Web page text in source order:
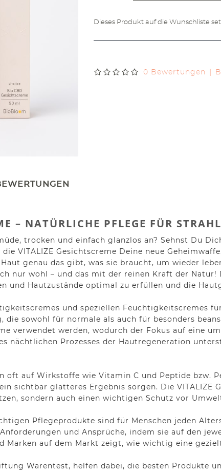
0 Bewertungen |
Dieses Produkt auf die Wunschliste
– NATÜRLICHE PFLEGE FÜR
trocken und einfach glanzlos an? Sehnst Du
VITALIZE Gesichtscreme Deine neue
genau das gibt, was sie braucht, um wieder
nur wohl – und das mit der reinen Kraft der
und Hautzustände optimal zu erfüllen und die
und speziellen Feuchtigkeitscremes
sowohl für normale als auch für besonders
verwendet werden, wodurch der Fokus auf eine
nächtlichen Prozesses der Hautregeneration
oft auf Wirkstoffe wie Vitamin C und Peptide bzw.
sichtbar glatteres Ergebnis sorgen. Die VITALIZE
sondern auch einen wichtigen Schutz vor
Pflegeprodukte sind für Menschen jeden
und Ansprüche, indem sie auf den
Marken auf dem Markt zeigt, wie wichtig eine
Warentest, helfen dabei, die besten Produkte